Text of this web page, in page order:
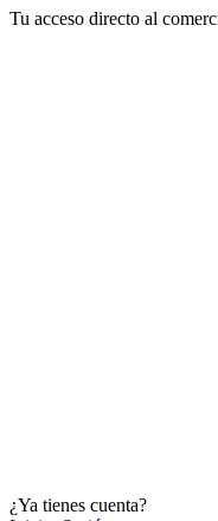
Tu acceso directo al
¿Ya tienes cuenta?